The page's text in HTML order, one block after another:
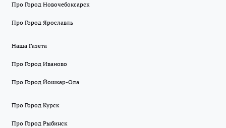
Про Город Новочебоксарск
Про Город Ярославль
Наша Газета
Про Город Иваново
Про Город Йошкар-Ола
Про Город Курск
Про Город Рыбинск